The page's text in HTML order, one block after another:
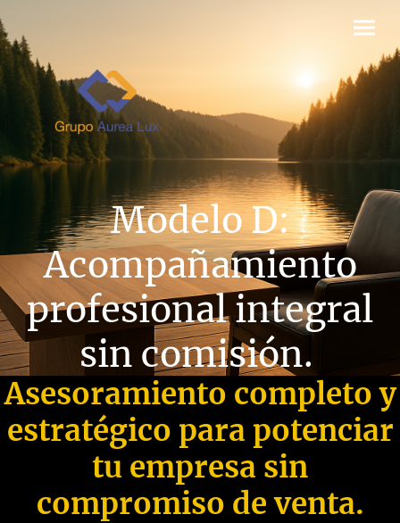
Modelo D:
Acompañamiento
profesional integral
sin comisión.
Asesoramiento completo y
estratégico para potenciar
tu empresa sin
compromiso de venta.